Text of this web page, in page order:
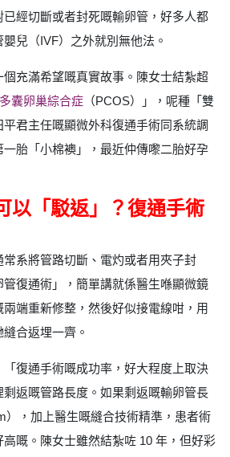
經切斷或者封死嘅輸卵管，好多人都
兒（IVF）之外就別無他法。
充滿希望嘅真實故事。陳女士結紮超
多囊卵巢綜合症 （PCOS）」，呢種「雙
君主任嘅顯微外科復通手術同系統調
胎「小棉襖」，最近仲傳嚟二胎好孕
以「駁返」？復通手術
系將管路切斷、電灼或者用夾子封
復通術」，簡單講就係醫生喺顯微鏡
端重新修整，然後好似接電線咁，用
合返埋一齊。
「復通手術嘅成功率，好大程度上取決
返嘅管路長度。如果剩返嘅輸卵管長
），加上醫生嘅縫合技術精準，患者術
嘅。陳女士雖然結紮咗 10 年，但好彩